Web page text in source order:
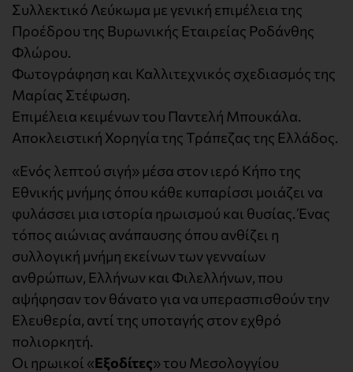
Συλλεκτικό Λεύκωμα με γενική επιμέλεια της
Προέδρου της Βυρωνικής Εταιρείας Ροδάνθης
Φλώρου.
Φωτογράφηση και Καλλιτεχνικός σχεδιασμός της
Μαρίας Στέφωση.
Επιμέλεια κειμένων του Παντελή Μπουκάλα.
Αποκλειστική Χορηγία της Τράπεζας της Ελλάδος.
«Ενός λεπτού σιγή» μέσα στον ιερό Κήπο της
Εθνικής μνήμης όπου κάθε κυπαρίσσι μοιάζει να
φυλάσσει μια ιστορία ηρωισμού και θυσίας. Ένας
τόπος αιώνιας ανάπαυσης όπου ανθίζει η
συλλογική μνήμη εκείνων των γενναίων
ανθρώπων, Ελλήνων και Φιλελλήνων, που
αψήφησαν τον θάνατο για να υπερασπισθούν την
Ελευθερία, αντί της υποταγής στον εχθρό
πολιορκητή.
Οι ηρωικοί «Εξοδίτες» του Μεσολογγίου